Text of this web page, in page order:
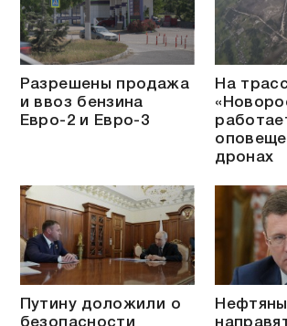
Разрешены продажа
и ввоз бензина
Евро-2 и Евро-3
На
дронах
Путину доложили о
безопасности